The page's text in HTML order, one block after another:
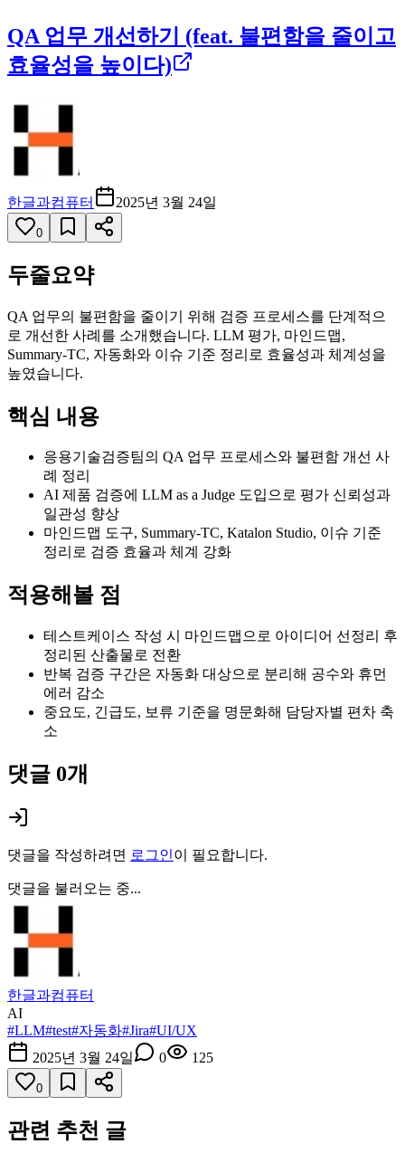
QA 업무 개선하기 (feat. 불편함을 줄이고
효율성을 높이다)
한글과컴퓨터 2025년 3월 24일
0
두줄요약
QA 업무의 불편함을 줄이기 위해 검증 프로세스를 단계적으
로 개선한 사례를 소개했습니다. LLM 평가, 마인드맵,
Summary-TC, 자동화와 이슈 기준 정리로 효율성과 체계성을
높였습니다.
핵심 내용
응용기술검증팀의 QA 업무 프로세스와 불편함 개선 사
례 정리
AI 제품 검증에 LLM as a Judge 도입으로 평가 신뢰성과
일관성 향상
마인드맵 도구, Summary-TC, Katalon Studio, 이슈 기준
정리로 검증 효율과 체계 강화
적용해볼 점
테스트케이스 작성 시 마인드맵으로 아이디어 선정리 후
정리된 산출물로 전환
반복 검증 구간은 자동화 대상으로 분리해 공수와 휴먼
에러 감소
중요도, 긴급도, 보류 기준을 명문화해 담당자별 편차 축
소
댓글 0개
댓글을 작성하려면 로그인이 필요합니다.
댓글을 불러오는 중...
한글과컴퓨터
AI
#LLM#test#자동화#Jira#UI/UX
2025년 3월 24일
0 125
0
관련 추천 글